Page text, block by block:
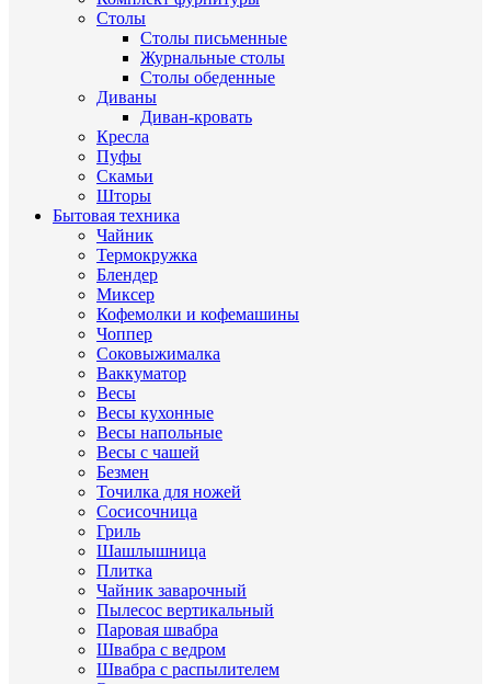
Столы
Столы письменные
Журнальные cтолы
Столы обеденные
Диваны
Диван-кровать
Кресла
Пуфы
Скамьи
Шторы
Бытовая техника
Чайник
Термокружка
Блендер
Миксер
Кофемолки и кофемашины
Чоппер
Соковыжималка
Ваккуматор
Весы
Весы кухонные
Весы напольные
Весы с чашей
Безмен
Точилка для ножей
Сосисочница
Гриль
Шашлышница
Плитка
Чайник заварочный
Пылесос вертикальный
Паровая швабра
Швабра с ведром
Швабра с распылителем